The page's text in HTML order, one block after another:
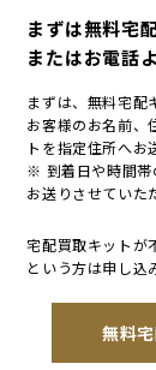
まずは無料宅
またはお電話
まずは、無料宅配
お客様のお名前、
トを指定住所へお
※ 到着日や時間帯
お送りさせていた
宅配買取キットが
という方は申し込
無料